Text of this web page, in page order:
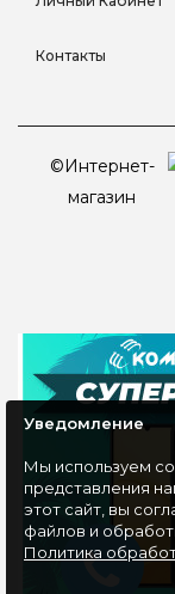
Контакты
©Интернет-
магазин
Уведомление
Мы используем
представления
этот сайт, вы
файлов и
Политика